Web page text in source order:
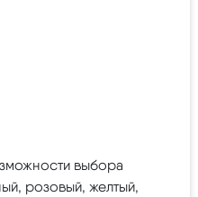
выбора
розовый, желтый,